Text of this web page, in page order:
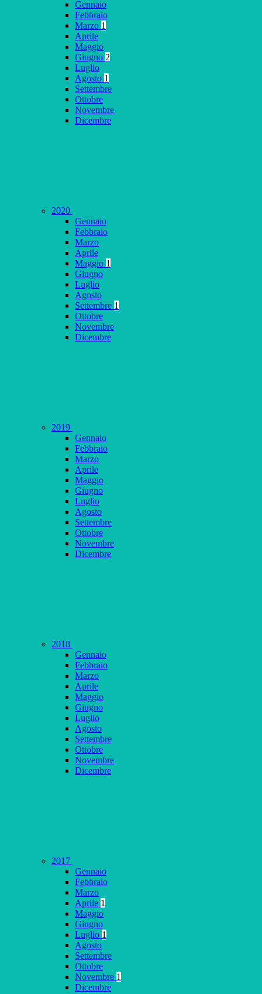
Gennaio
Febbraio
Marzo 1
Aprile
Maggio
Giugno 2
Luglio
Agosto 1
Settembre
Ottobre
Novembre
Dicembre
2020
Gennaio
Febbraio
Marzo
Aprile
Maggio 1
Giugno
Luglio
Agosto
Settembre 1
Ottobre
Novembre
Dicembre
2019
Gennaio
Febbraio
Marzo
Aprile
Maggio
Giugno
Luglio
Agosto
Settembre
Ottobre
Novembre
Dicembre
2018
Gennaio
Febbraio
Marzo
Aprile
Maggio
Giugno
Luglio
Agosto
Settembre
Ottobre
Novembre
Dicembre
2017
Gennaio
Febbraio
Marzo
Aprile 1
Maggio
Giugno
Luglio 1
Agosto
Settembre
Ottobre
Novembre 1
Dicembre